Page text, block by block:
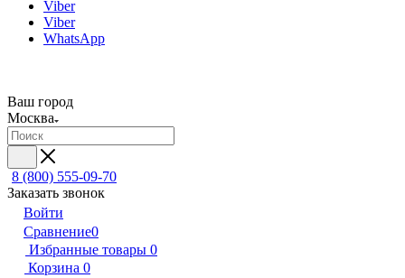
Viber
Viber
WhatsApp
Ваш город
Москва
8 (800) 555-09-70
Заказать звонок
Войти
Сравнение0
Избранные товары 0
Корзина 0